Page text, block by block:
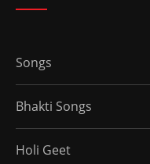
Songs
Bhakti Songs
Holi Geet